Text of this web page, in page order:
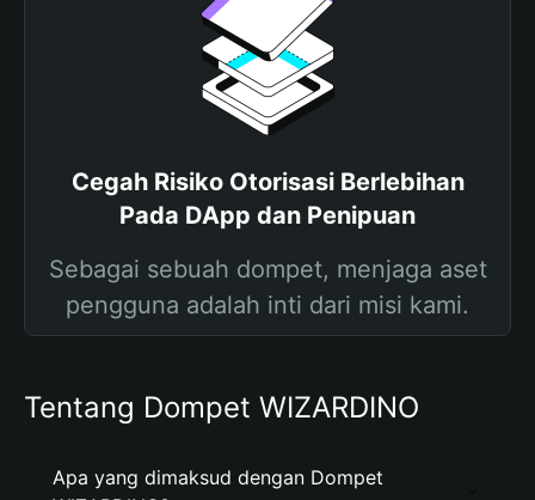
Cegah Risiko Otorisasi Berlebihan
Pada DApp dan Penipuan
Sebagai sebuah dompet, menjaga aset
pengguna adalah inti dari misi kami.
Tentang Dompet WIZARDINO
Apa yang dimaksud dengan Dompet